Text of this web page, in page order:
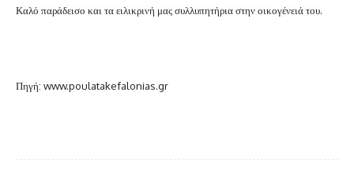
Καλό παράδεισο και τα ειλικρινή μας συλλυπητήρια στην οικογένειά του.
Πηγή: www.poulatakefalonias.gr